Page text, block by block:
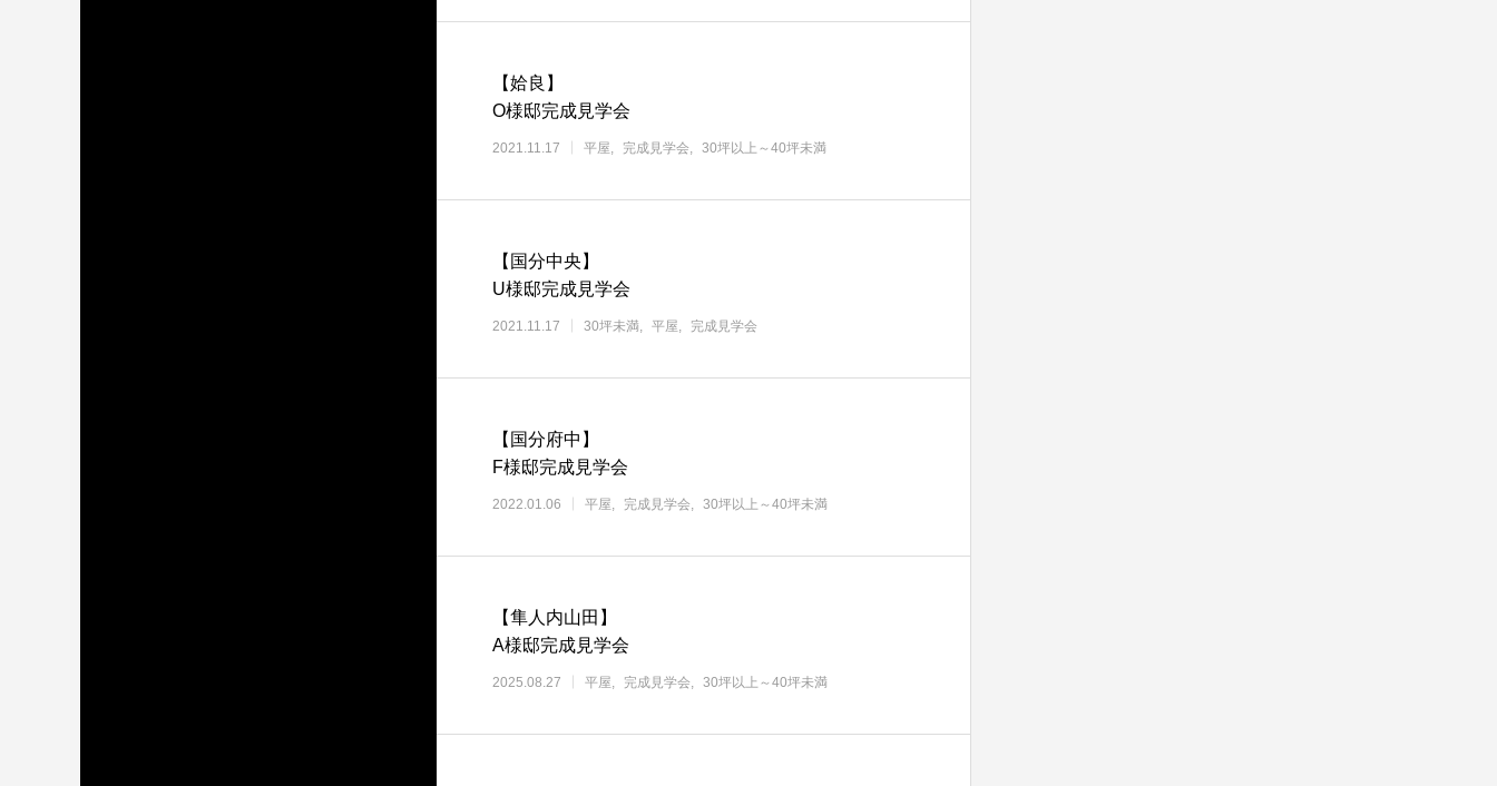
【姶良】
O様邸完成見学会
2021.11.17 平屋 完成見学会 30坪以上～40坪未満
【国分中央】
U様邸完成見学会
2021.11.17 30坪未満 平屋 完成見学会
【国分府中】
F様邸完成見学会
2022.01.06 平屋 完成見学会 30坪以上～40坪未満
【隼人内山田】
A様邸完成見学会
2025.08.27 平屋 完成見学会 30坪以上～40坪未満